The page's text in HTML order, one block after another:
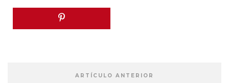
ARTÍCULO ANTERIOR